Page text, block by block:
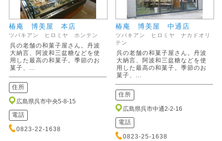
椿庵 博美屋 本店
ツバキアン ヒロミヤ ホンテン
呉の老舗の和菓子屋さん。丹波
大納言、阿波和三盆糖などを使
用した最高の和菓子。季節のお
菓子、...
住所
広島県呉市中央5-8-15
電話
0823-22-1638
椿庵 博美屋 中通店
ツバキアン ヒロミヤ ナカドオリ
テン
呉の老舗の和菓子屋さん。丹波
大納言、阿波和三盆糖などを使
用した最高の和菓子。季節のお
菓子、...
住所
広島県呉市中通2-2-16
電話
0823-25-1638